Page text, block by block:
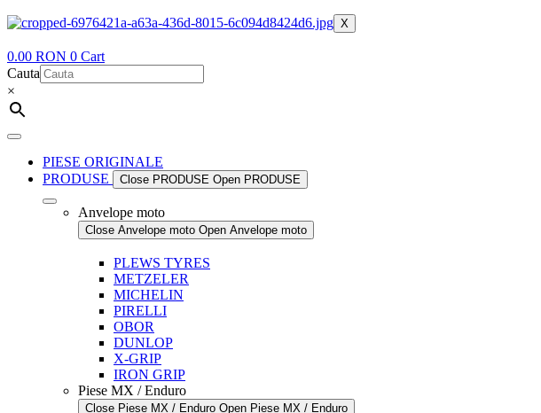
X
0.00 RON 0 Cart
Cauta
×
PIESE ORIGINALE
PRODUSE
Close PRODUSE Open PRODUSE
Anvelope moto
Close Anvelope moto Open Anvelope moto
PLEWS TYRES
METZELER
MICHELIN
PIRELLI
OBOR
DUNLOP
X-GRIP
IRON GRIP
Piese MX / Enduro
Close Piese MX / Enduro Open Piese MX / Enduro